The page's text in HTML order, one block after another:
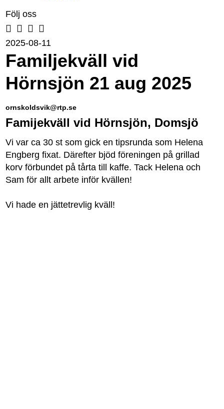
Följ oss
2025-08-11
Familjekväll vid
Hörnsjön 21 aug 2025
ornskoldsvik@rtp.se
Famijekväll vid Hörnsjön, Domsjö
Vi var ca 30 st som gick en tipsrunda som Helena
Engberg fixat. Därefter bjöd föreningen på grillad
korv förbundet på tårta till kaffe. Tack Helena och
Sam för allt arbete inför kvällen!
Vi hade en jättetrevlig kväll!